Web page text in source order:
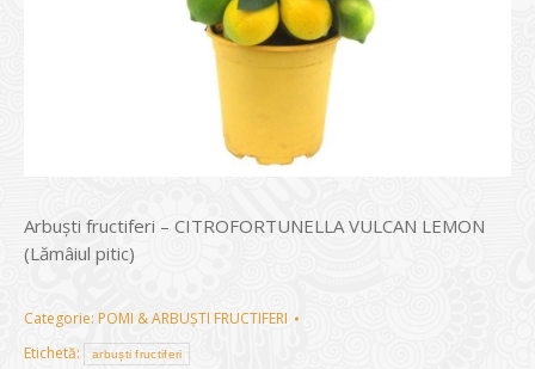
Arbuști fructiferi – CITROFORTUNELLA VULCAN LEMON
(Lămâiul pitic)
Categorie: POMI & ARBUȘTI FRUCTIFERI
Etichetă:
arbuști fructiferi